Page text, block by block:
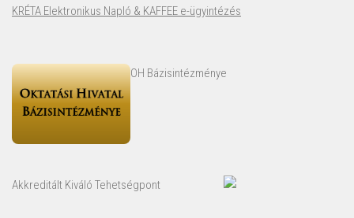
KRÉTA Elektronikus Napló & KAFFEE e-ügyintézés
OH Bázisintézménye
Akkreditált Kiváló Tehetségpont